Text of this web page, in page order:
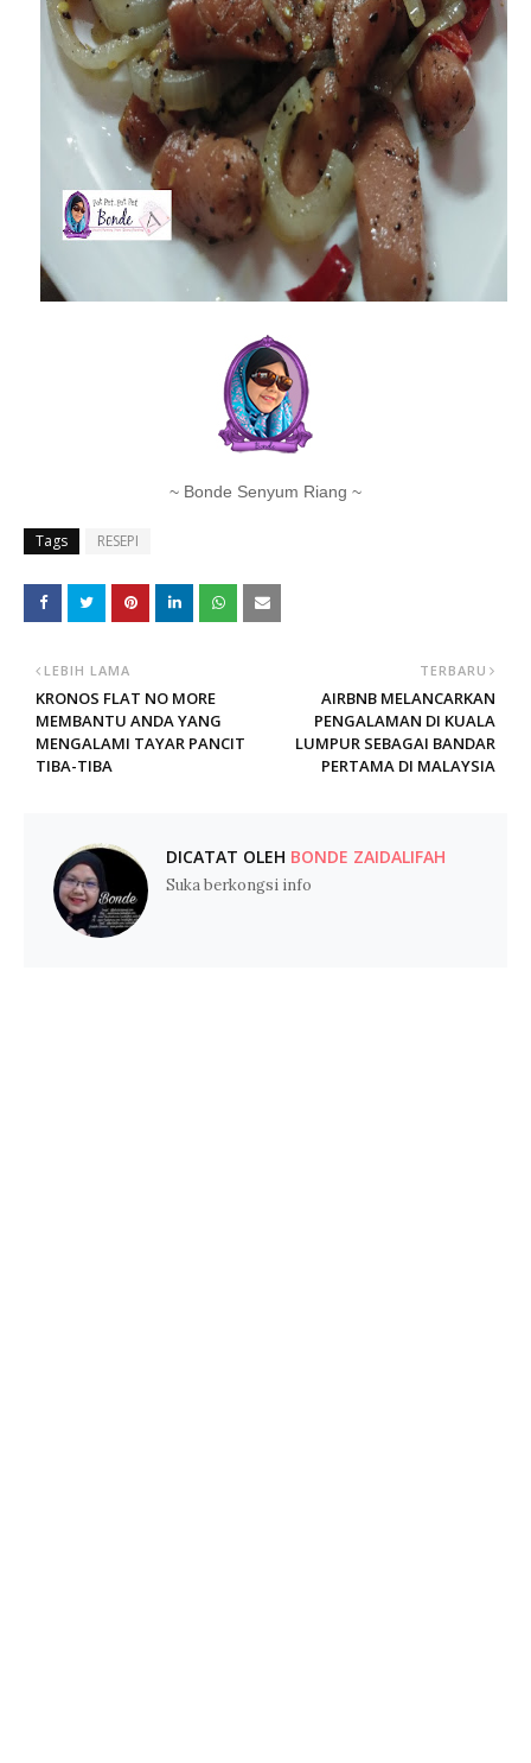
~ Bonde Senyum Riang ~
Tags RESEPI
TERBARU
AIRBNB MELANCARKAN
PENGALAMAN DI KUALA
LUMPUR SEBAGAI BANDAR
PERTAMA DI MALAYSIA
LEBIH LAMA
KRONOS FLAT NO MORE
MEMBANTU ANDA YANG
MENGALAMI TAYAR PANCIT
TIBA-TIBA
DICATAT OLEH BONDE ZAIDALIFAH
Suka berkongsi info